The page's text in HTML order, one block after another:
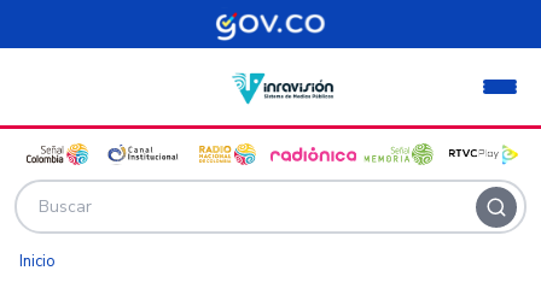
Pasar al contenido principal
Inicio